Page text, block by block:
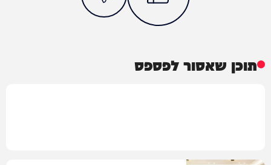
תוכן שאסור לפספס